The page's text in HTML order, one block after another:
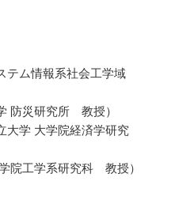
テム情報系社会工学域
防災研究所 教授）
大学 大学院経済学研究
院工学系研究科 教授）